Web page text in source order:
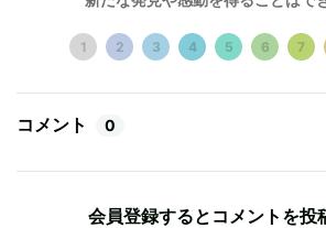
1 2 3 4 5 6 7
コメント 0
会員登録するとコメントを投